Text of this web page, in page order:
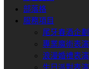
部落格
服務項目
尾牙春酒企劃
專業魔術表演
浪漫婚禮表演